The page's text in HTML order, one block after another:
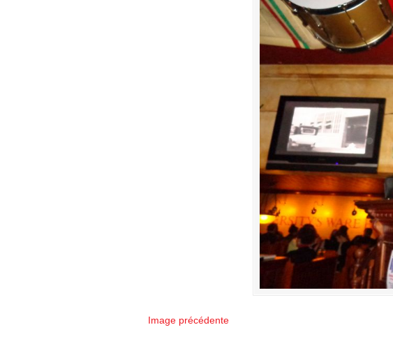
Image précédente